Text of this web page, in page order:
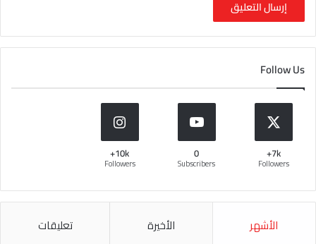
Follow Us
7k+
Followers
0
Subscribers
10k+
Followers
الأشهر الأخيرة تعليقات